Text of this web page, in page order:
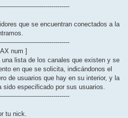
que se encuentran conectados a la
num ]
lista de los canales que existen y se
en que se solicita, indicándonos el
de usuarios que hay en su interior, y la
especificado por sus usuarios.
tu nick.